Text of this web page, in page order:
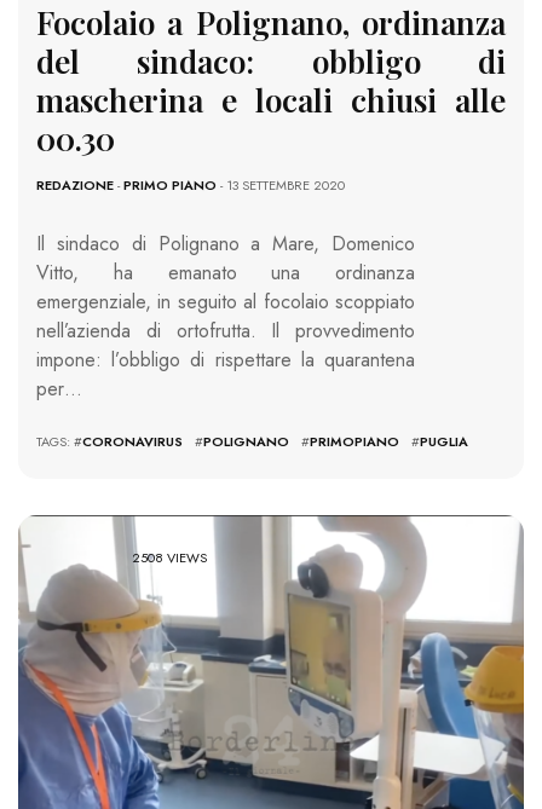
Focolaio a Polignano, ordinanza
del sindaco: obbligo di
mascherina e locali chiusi alle
00.30
REDAZIONE-PRIMO PIANO - 13 SETTEMBRE 2020
Il sindaco di Polignano a Mare, Domenico
Vitto, ha emanato una ordinanza
emergenziale, in seguito al focolaio scoppiato
nell’azienda di ortofrutta. Il provvedimento
impone: l’obbligo di rispettare la quarantena
per…
TAGS: #CORONAVIRUS #POLIGNANO #PRIMOPIANO #PUGLIA
2508 VIEWS